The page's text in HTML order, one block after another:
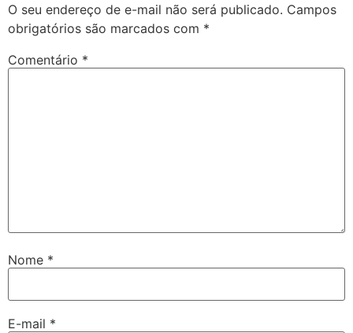
O seu endereço de e-mail não será publicado. Campos
obrigatórios são marcados com *
Comentário *
Nome *
E-mail *